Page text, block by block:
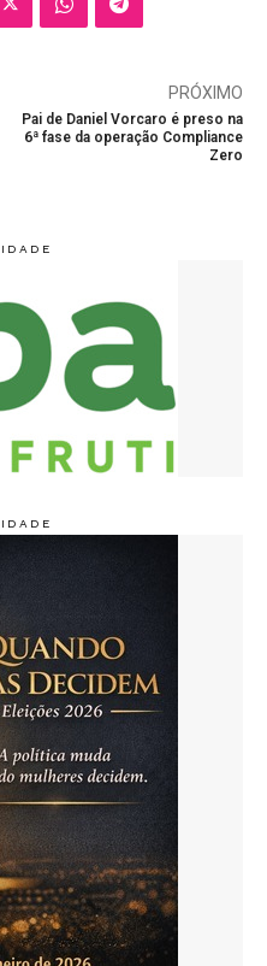
PRÓXIMO
Pai de Daniel Vorcaro é preso na
6ª fase da operação Compliance
Zero